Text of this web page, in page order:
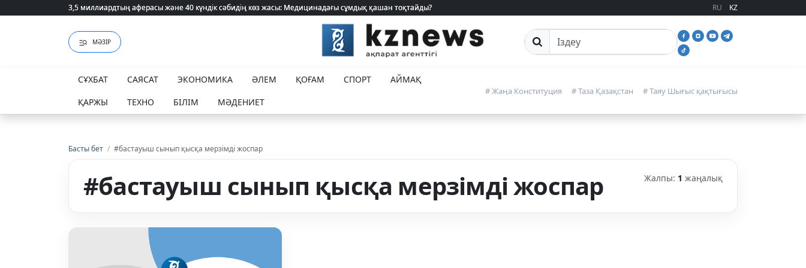
3,5 миллиардтың аферасы және 40 күндік сәбидің көз жасы: Медицинадағы сұмдық қашан тоқтайды?
3,5 миллиардтың аферасы және 40 күндік сәбидің көз жасы: Медицинадағы сұмдық қашан тоқтайды? RU KZ
МӘЗІР Сайттан іздеу
СҰХБАТ САЯСАТ ЭКОНОМИКА ӘЛЕМ ҚОҒАМ СПОРТ
АЙМАҚ
ҚАРЖЫ
ТЕХНО БІЛІМ МӘДЕНИЕТ
# Жаңа Конституция # Таза Қазақстан # Таяу Шығыс қақтығысы
Басты бет / #бастауыш сынып қысқа мерзімді жоспар
#бастауыш сынып қысқа мерзімді жоспар Жалпы: 1 жаңалық